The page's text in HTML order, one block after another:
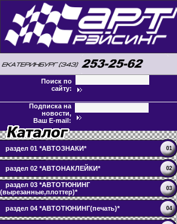
Поиск по
сайту:
Подписка на
новости,
Ваш E-mail:
раздел 01 *АВТОЗНАКИ* 01
раздел 02 *АВТОНАКЛЕЙКИ* 02
раздел 03 *АВТОТЮНИНГ
(вырезанные,плоттер)*
03
раздел 04 *АВТОТЮНИНГ(печать)* 04